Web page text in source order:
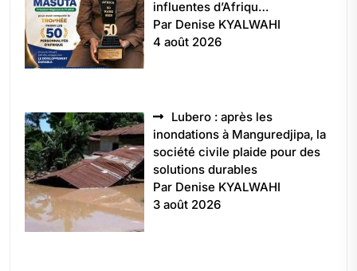
influentes d’Afriqu…
Par Denise KYALWAHI
4 août 2026
Lubero : après les
inondations à Manguredjipa, la
société civile plaide pour des
solutions durables
Par Denise KYALWAHI
3 août 2026